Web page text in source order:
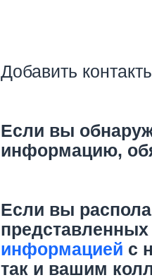
Добавить
Если вы
информацию,
Если вы
информацией с
так и вашим